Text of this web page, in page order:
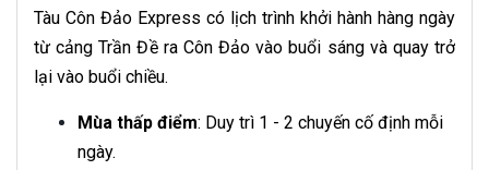
Tàu Côn Đảo Express có lịch trình khởi hành hàng ngày
từ cảng Trần Đề ra Côn Đảo vào buổi sáng và quay trở
lại vào buổi chiều.
Mùa thấp điểm: Duy trì 1 - 2 chuyến cố định mỗi
ngày.